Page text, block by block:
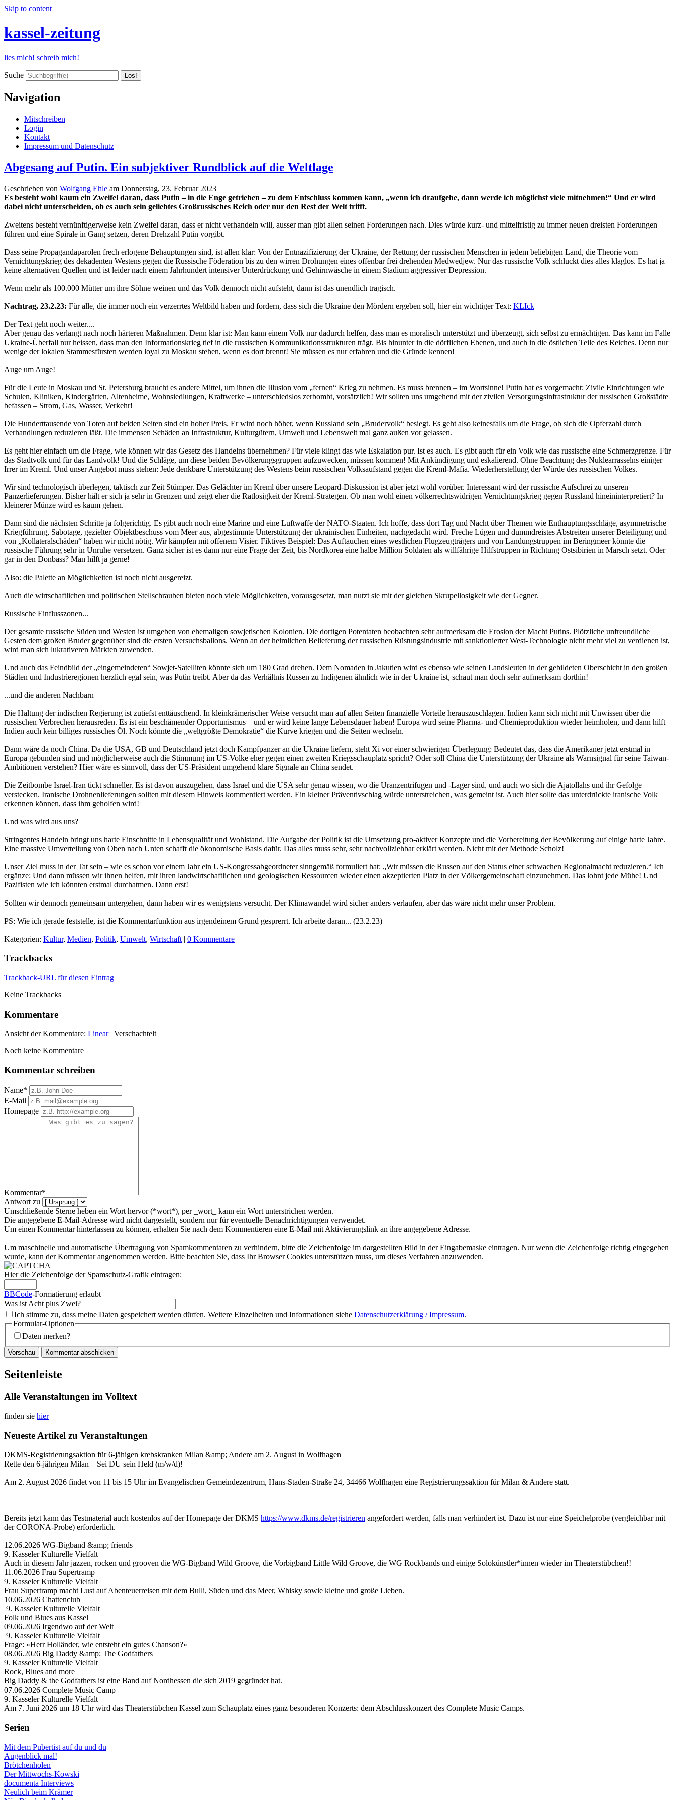
Skip to content
kassel-zeitung
lies mich! schreib mich!
Suche
Navigation
Mitschreiben
Login
Kontakt
Impressum und Datenschutz
Abgesang auf Putin. Ein subjektiver Rundblick auf die Weltlage
Geschrieben von Wolfgang Ehle am Donnerstag, 23. Februar 2023
Es besteht wohl kaum ein Zweifel daran, dass Putin – in die Enge getrieben – zu dem Entschluss kommen kann, „wenn ich draufgehe, dann werde ich möglichst viele mitnehmen!“ Und er wird
dabei nicht unterscheiden, ob es auch sein geliebtes Großrussisches Reich oder nur den Rest der Welt trifft.
Zweitens besteht vernünftigerweise kein Zweifel daran, dass er nicht verhandeln will, ausser man gibt allen seinen Forderungen nach. Dies würde kurz- und mittelfristig zu immer neuen dreisten Forderungen
führen und eine Spirale in Gang setzen, deren Drehzahl Putin vorgibt.
Dass seine Propagandaparolen frech erlogene Behauptungen sind, ist allen klar: Von der Entnazifizierung der Ukraine, der Rettung der russischen Menschen in jedem beliebigen Land, die Theorie vom
Vernichtungskrieg des dekadenten Westens gegen die Russische Föderation bis zu den wirren Drohungen eines offenbar frei drehenden Medwedjew. Nur das russische Volk schluckt dies alles klaglos. Es hat ja
keine alternativen Quellen und ist leider nach einem Jahrhundert intensiver Unterdrückung und Gehirnwäsche in einem Stadium aggressiver Depression.
Wenn mehr als 100.000 Mütter um ihre Söhne weinen und das Volk dennoch nicht aufsteht, dann ist das unendlich tragisch.
Nachtrag, 23.2.23: Für alle, die immer noch ein verzerrtes Weltbild haben und fordern, dass sich die Ukraine den Mördern ergeben soll, hier ein wichtiger Text: KLIck
Der Text geht noch weiter....
Aber genau das verlangt nach noch härteren Maßnahmen. Denn klar ist: Man kann einem Volk nur dadurch helfen, dass man es moralisch unterstützt und überzeugt, sich selbst zu ermächtigen. Das kann im Falle
Ukraine-Überfall nur heissen, dass man den Informationskrieg tief in die russischen Kommunikationsstrukturen trägt. Bis hinunter in die dörflichen Ebenen, und auch in die östlichen Teile des Reiches. Denn nur
wenige der lokalen Stammesfürsten werden loyal zu Moskau stehen, wenn es dort brennt! Sie müssen es nur erfahren und die Gründe kennen!
Auge um Auge!
Für die Leute in Moskau und St. Petersburg braucht es andere Mittel, um ihnen die Illusion vom „fernen“ Krieg zu nehmen. Es muss brennen – im Wortsinne! Putin hat es vorgemacht: Zivile Einrichtungen wie
Schulen, Kliniken, Kindergärten, Altenheime, Wohnsiedlungen, Kraftwerke – unterschiedslos zerbombt, vorsätzlich! Wir sollten uns umgehend mit der zivilen Versorgungsinfrastruktur der russischen Großstädte
befassen – Strom, Gas, Wasser, Verkehr!
Die Hunderttausende von Toten auf beiden Seiten sind ein hoher Preis. Er wird noch höher, wenn Russland sein „Brudervolk“ besiegt. Es geht also keinesfalls um die Frage, ob sich die Opferzahl durch
Verhandlungen reduzieren läßt. Die immensen Schäden an Infrastruktur, Kulturgütern, Umwelt und Lebenswelt mal ganz außen vor gelassen.
Es geht hier einfach um die Frage, wie können wir das Gesetz des Handelns übernehmen? Für viele klingt das wie Eskalation pur. Ist es auch. Es gibt auch für ein Volk wie das russische eine Schmerzgrenze. Für
das Stadtvolk und für das Landvolk! Und die Schläge, um diese beiden Bevölkerungsgruppen aufzuwecken, müssen kommen! Mit Ankündigung und eskalierend. Ohne Beachtung des Nuklearrasselns einiger
Irrer im Kreml. Und unser Angebot muss stehen: Jede denkbare Unterstützung des Westens beim russischen Volksaufstand gegen die Kreml-Mafia. Wiederherstellung der Würde des russischen Volkes.
Wir sind technologisch überlegen, taktisch zur Zeit Stümper. Das Gelächter im Kreml über unsere Leopard-Diskussion ist aber jetzt wohl vorüber. Interessant wird der russische Aufschrei zu unseren
Panzerlieferungen. Bisher hält er sich ja sehr in Grenzen und zeigt eher die Ratlosigkeit der Kreml-Strategen. Ob man wohl einen völkerrechtswidrigen Vernichtungskrieg gegen Russland hineininterpretiert? In
kleinerer Münze wird es kaum gehen.
Dann sind die nächsten Schritte ja folgerichtig. Es gibt auch noch eine Marine und eine Luftwaffe der NATO-Staaten. Ich hoffe, dass dort Tag und Nacht über Themen wie Enthauptungsschläge, asymmetrische
Kriegführung, Sabotage, gezielter Objektbeschuss vom Meer aus, abgestimmte Unterstützung der ukrainischen Einheiten, nachgedacht wird. Freche Lügen und dummdreistes Abstreiten unserer Beteiligung und
von „Kollateralschäden“ haben wir nicht nötig. Wir kämpfen mit offenem Visier. Fiktives Beispiel: Das Auftauchen eines westlichen Flugzeugträgers und von Landungstruppen im Beringmeer könnte die
russische Führung sehr in Unruhe versetzen. Ganz sicher ist es dann nur eine Frage der Zeit, bis Nordkorea eine halbe Million Soldaten als willfährige Hilfstruppen in Richtung Ostsibirien in Marsch setzt. Oder
gar in den Donbass? Man hilft ja gerne!
Also: die Palette an Möglichkeiten ist noch nicht ausgereizt.
Auch die wirtschaftlichen und politischen Stellschrauben bieten noch viele Möglichkeiten, vorausgesetzt, man nutzt sie mit der gleichen Skrupellosigkeit wie der Gegner.
Russische Einflusszonen...
Der gesamte russische Süden und Westen ist umgeben von ehemaligen sowjetischen Kolonien. Die dortigen Potentaten beobachten sehr aufmerksam die Erosion der Macht Putins. Plötzliche unfreundliche
Gesten dem großen Bruder gegenüber sind die ersten Versuchsballons. Wenn an der heimlichen Belieferung der russischen Rüstungsindustrie mit sanktionierter West-Technologie nicht mehr viel zu verdienen ist,
wird man sich lukrativeren Märkten zuwenden.
Und auch das Feindbild der „eingemeindeten“ Sowjet-Satelliten könnte sich um 180 Grad drehen. Dem Nomaden in Jakutien wird es ebenso wie seinen Landsleuten in der gebildeten Oberschicht in den großen
Städten und Industrieregionen herzlich egal sein, was Putin treibt. Aber da das Verhältnis Russen zu Indigenen ähnlich wie in der Ukraine ist, schaut man doch sehr aufmerksam dorthin!
...und die anderen Nachbarn
Die Haltung der indischen Regierung ist zutiefst enttäuschend. In kleinkrämerischer Weise versucht man auf allen Seiten finanzielle Vorteile herauszuschlagen. Indien kann sich nicht mit Unwissen über die
russischen Verbrechen herausreden. Es ist ein beschämender Opportunismus – und er wird keine lange Lebensdauer haben! Europa wird seine Pharma- und Chemieproduktion wieder heimholen, und dann hilft
Indien auch kein billiges russisches Öl. Noch könnte die „weltgrößte Demokratie“ die Kurve kriegen und die Seiten wechseln.
Dann wäre da noch China. Da die USA, GB und Deutschland jetzt doch Kampfpanzer an die Ukraine liefern, steht Xi vor einer schwierigen Überlegung: Bedeutet das, dass die Amerikaner jetzt erstmal in
Europa gebunden sind und möglicherweise auch die Stimmung im US-Volke eher gegen einen zweiten Kriegsschauplatz spricht? Oder soll China die Unterstützung der Ukraine als Warnsignal für seine Taiwan-
Ambitionen verstehen? Hier wäre es sinnvoll, dass der US-Präsident umgehend klare Signale an China sendet.
Die Zeitbombe Israel-Iran tickt schneller. Es ist davon auszugehen, dass Israel und die USA sehr genau wissen, wo die Uranzentrifugen und -Lager sind, und auch wo sich die Ajatollahs und ihr Gefolge
verstecken. Iranische Drohnenlieferungen sollten mit diesem Hinweis kommentiert werden. Ein kleiner Präventivschlag würde unterstreichen, was gemeint ist. Auch hier sollte das unterdrückte iranische Volk
erkennen können, dass ihm geholfen wird!
Und was wird aus uns?
Stringentes Handeln bringt uns harte Einschnitte in Lebensqualität und Wohlstand. Die Aufgabe der Politik ist die Umsetzung pro-aktiver Konzepte und die Vorbereitung der Bevölkerung auf einige harte Jahre.
Eine massive Umverteilung von Oben nach Unten schafft die ökonomische Basis dafür. Das alles muss sehr, sehr nachvollziehbar erklärt werden. Nicht mit der Methode Scholz!
Unser Ziel muss in der Tat sein – wie es schon vor einem Jahr ein US-Kongressabgeordneter sinngemäß formuliert hat: „Wir müssen die Russen auf den Status einer schwachen Regionalmacht reduzieren.“ Ich
ergänze: Und dann müssen wir ihnen helfen, mit ihren landwirtschaftlichen und geologischen Ressourcen wieder einen akzeptierten Platz in der Völkergemeinschaft einzunehmen. Das lohnt jede Mühe! Und
Pazifisten wie ich könnten erstmal durchatmen. Dann erst!
Sollten wir dennoch gemeinsam untergehen, dann haben wir es wenigstens versucht. Der Klimawandel wird sicher anders verlaufen, aber das wäre nicht mehr unser Problem.
PS: Wie ich gerade feststelle, ist die Kommentarfunktion aus irgendeinem Grund gesprerrt. Ich arbeite daran... (23.2.23)
Kategorien: Kultur, Medien, Politik, Umwelt, Wirtschaft | 0 Kommentare
Trackbacks
Trackback-URL für diesen Eintrag
Keine Trackbacks
Kommentare
Ansicht der Kommentare: Linear| Verschachtelt
Noch keine Kommentare
Kommentar schreiben
Name*
E-Mail
Homepage
Kommentar*
Antwort zu
Umschließende Sterne heben ein Wort hervor (*wort*), per _wort_ kann ein Wort unterstrichen werden.
Die angegebene E-Mail-Adresse wird nicht dargestellt, sondern nur für eventuelle Benachrichtigungen verwendet.
Um einen Kommentar hinterlassen zu können, erhalten Sie nach dem Kommentieren eine E-Mail mit Aktivierungslink an ihre angegebene Adresse.
Um maschinelle und automatische Übertragung von Spamkommentaren zu verhindern, bitte die Zeichenfolge im dargestellten Bild in der Eingabemaske eintragen. Nur wenn die Zeichenfolge richtig eingegeben
wurde, kann der Kommentar angenommen werden. Bitte beachten Sie, dass Ihr Browser Cookies unterstützen muss, um dieses Verfahren anzuwenden.
Hier die Zeichenfolge der Spamschutz-Grafik eintragen:
BBCode-Formatierung erlaubt
Was ist Acht plus Zwei?
Ich stimme zu, dass meine Daten gespeichert werden dürfen. Weitere Einzelheiten und Informationen siehe Datenschutzerklärung / Impressum.
Formular-Optionen
Daten merken?
Seitenleiste
Alle Veranstaltungen im Volltext
finden sie hier
Neueste Artikel zu Veranstaltungen
DKMS-Registrierungsaktion für 6-jähigen krebskranken Milan &amp; Andere am 2. August in Wolfhagen
Rette den 6-jährigen Milan – Sei DU sein Held (m/w/d)!
Am 2. August 2026 findet von 11 bis 15 Uhr im Evangelischen Gemeindezentrum, Hans-Staden-Straße 24, 34466 Wolfhagen eine Registrierungssaktion für Milan & Andere statt.
Bereits jetzt kann das Testmaterial auch kostenlos auf der Homepage der DKMS https://www.dkms.de/registrieren angefordert werden, falls man verhindert ist. Dazu ist nur eine Speichelprobe (vergleichbar mit
der CORONA-Probe) erforderlich.
12.06.2026 WG-Bigband &amp; friends
9. Kasseler Kulturelle Vielfalt
Auch in diesem Jahr jazzen, rocken und grooven die WG-Bigband Wild Groove, die Vorbigband Little Wild Groove, die WG Rockbands und einige Solokünstler*innen wieder im Theaterstübchen!!
11.06.2026 Frau Supertramp
9. Kasseler Kulturelle Vielfalt
Frau Supertramp macht Lust auf Abenteuerreisen mit dem Bulli, Süden und das Meer, Whisky sowie kleine und große Lieben.
10.06.2026 Chattenclub
9. Kasseler Kulturelle Vielfalt
Folk und Blues aus Kassel
09.06.2026 Irgendwo auf der Welt
9. Kasseler Kulturelle Vielfalt
Frage: »Herr Holländer, wie entsteht ein gutes Chanson?«
08.06.2026 Big Daddy &amp; The Godfathers
9. Kasseler Kulturelle Vielfalt
Rock, Blues and more
Big Daddy & the Godfathers ist eine Band auf Nordhessen die sich 2019 gegründet hat.
07.06.2026 Complete Music Camp
9. Kasseler Kulturelle Vielfalt
Am 7. Juni 2026 um 18 Uhr wird das Theaterstübchen Kassel zum Schauplatz eines ganz besonderen Konzerts: dem Abschlusskonzert des Complete Music Camps.
Serien
Mit dem Pubertist auf du und du
Augenblick mal!
Brötchenholen
Der Mittwochs-Kowski
documenta Interviews
Neulich beim Krämer